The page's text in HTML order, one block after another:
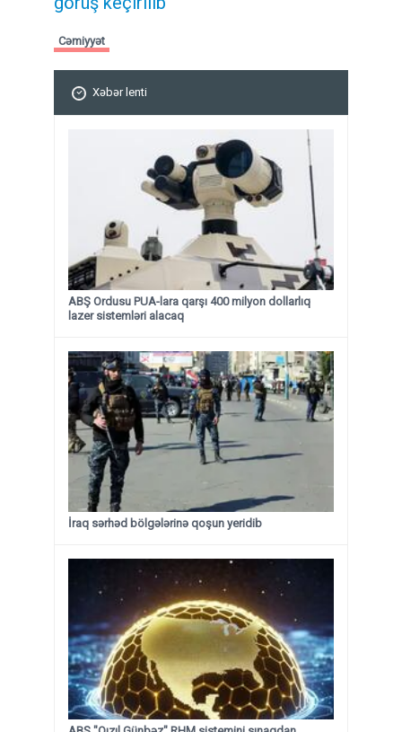
Cəmiyyət
Xəbər lenti
ABŞ Ordusu PUA-lara qarşı 400 milyon dollarlıq
lazer sistemləri alacaq
İraq sərhəd bölgələrinə qoşun yeridib